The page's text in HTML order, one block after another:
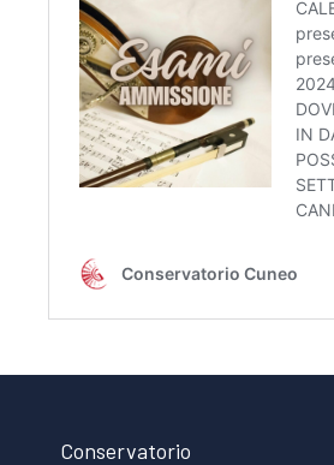
Conservatorio